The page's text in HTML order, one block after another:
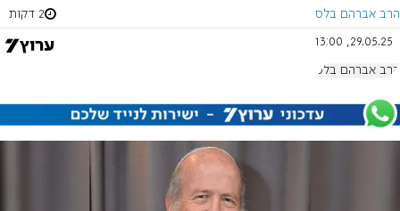
הרב אברהם בלס 2 דקות
29.05.25, 13:00
הרב אברהם בלס